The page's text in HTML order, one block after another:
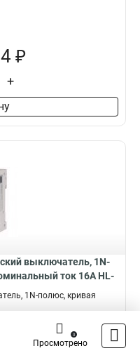
₽
+
выключатель, 1N-
ток 16А HL-
1N-полюс, кривая
Просмотрено
0